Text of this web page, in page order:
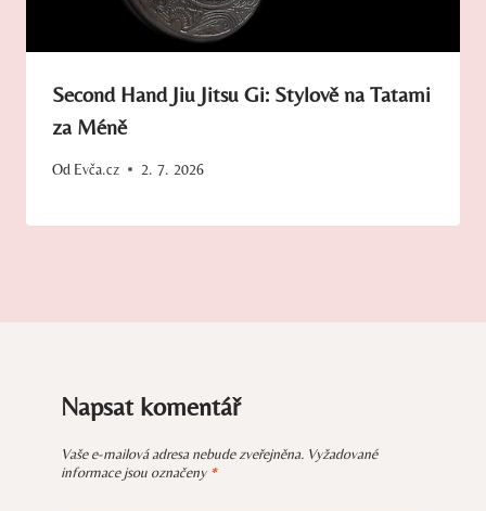
Second Hand Jiu Jitsu Gi: Stylově na Tatami
za Méně
Od Evča.cz 2. 7. 2026
Napsat komentář
Vaše e-mailová adresa nebude zveřejněna. Vyžadované
informace jsou označeny *